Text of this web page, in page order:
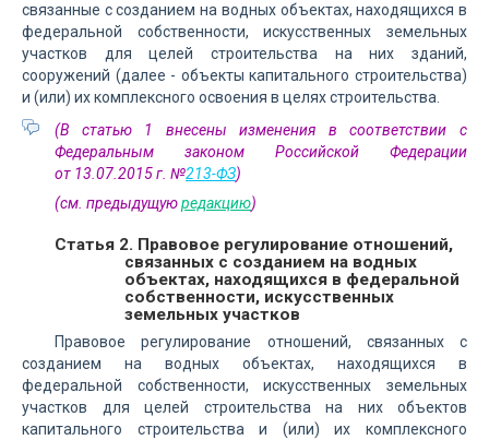
связанные с созданием на водных объектах, находящихся в
федеральной собственности, искусственных земельных
участков для целей строительства на них зданий,
сооружений (далее - объекты капитального строительства)
и (или) их комплексного освоения в целях строительства.
(В статью 1 внесены изменения в соответствии с
Федеральным законом Российской Федерации
от 13.07.2015 г. №213-ФЗ)
(см. предыдущуюредакцию)
Статья 2. Правовое регулирование отношений,
связанных с созданием на водных
объектах, находящихся в федеральной
собственности, искусственных
земельных участков
Правовое регулирование отношений, связанных с
созданием на водных объектах, находящихся в
федеральной собственности, искусственных земельных
участков для целей строительства на них объектов
капитального строительства и (или) их комплексного